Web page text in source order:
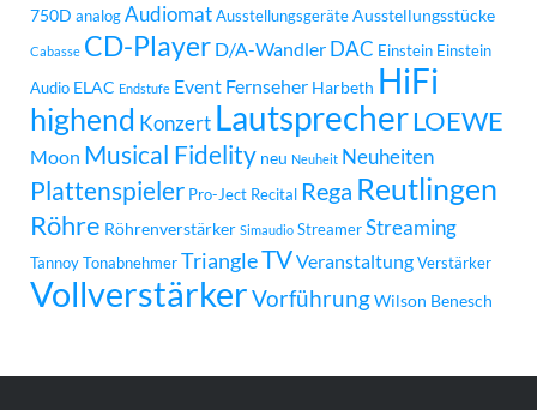
750D analog Audiomat Ausstellungsgeräte Ausstellungsstücke
Cabasse CD-Player D/A-Wandler DAC Einstein Einstein
Audio ELAC Endstufe Event Fernseher Harbeth HiFi
highend Konzert LautsprecherLOEWE
Moon Musical Fidelity neu Neuheit Neuheiten
Plattenspieler Pro-Ject Recital Rega Reutlingen
Röhre Röhrenverstärker Simaudio Streamer Streaming
Tannoy Tonabnehmer TriangleTVVeranstaltung Verstärker
VollverstärkerVorführungWilson Benesch